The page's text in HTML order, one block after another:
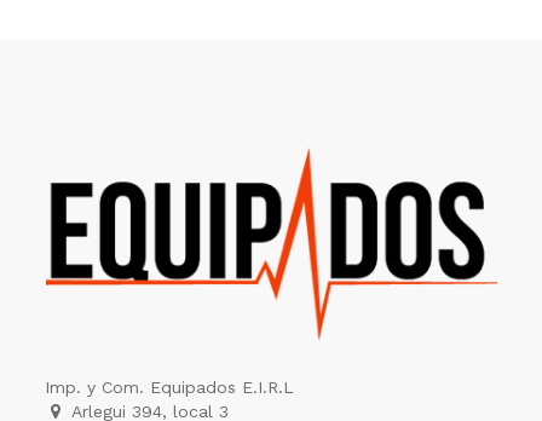
Imp. y Com. Equipados E.I.R.L
Arlegui 394, local 3